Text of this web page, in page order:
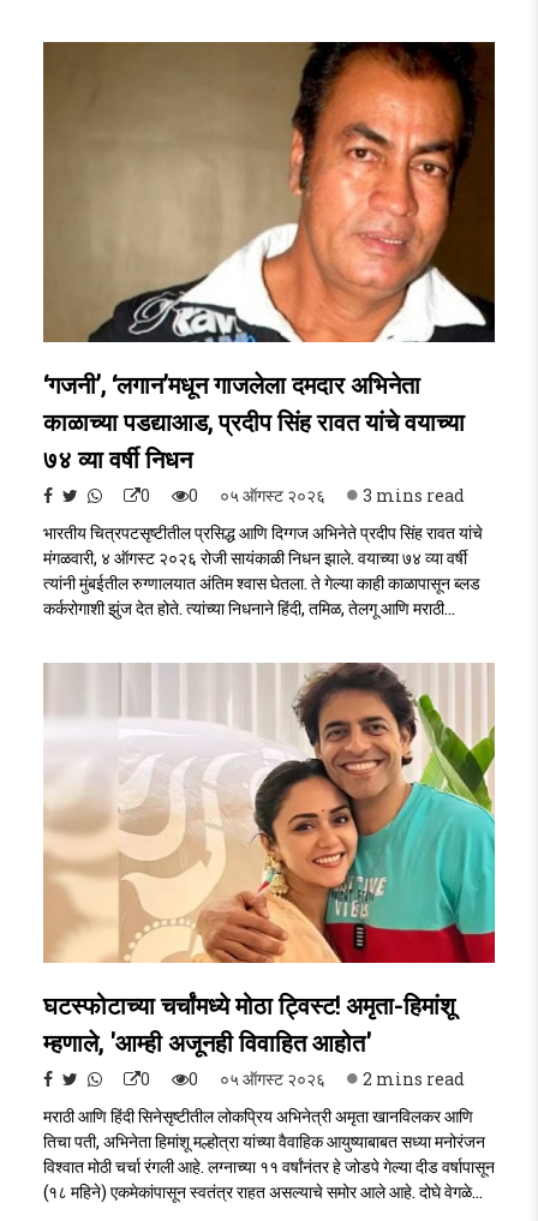
‘गजनी’, ‘लगान’मधून गाजलेला दमदार अभिनेता
काळाच्या पडद्याआड, प्रदीप सिंह रावत यांचे वयाच्या
७४ व्या वर्षी निधन
0 0 ०५ ऑगस्ट २०२६
3 mins read
भारतीय चित्रपटसृष्टीतील प्रसिद्ध आणि दिग्गज अभिनेते प्रदीप सिंह रावत यांचे
मंगळवारी, ४ ऑगस्ट २०२६ रोजी सायंकाळी निधन झाले. वयाच्या ७४ व्या वर्षी
त्यांनी मुंबईतील रुग्णालयात अंतिम श्वास घेतला. ते गेल्या काही काळापासून ब्लड
कर्करोगाशी झुंज देत होते. त्यांच्या निधनाने हिंदी, तमिळ, तेलगू आणि मराठी
घटस्फोटाच्या चर्चांमध्ये मोठा ट्विस्ट! अमृता-हिमांशू
म्हणाले, 'आम्ही अजूनही विवाहित आहोत'
0 0 ०५ ऑगस्ट २०२६
2 mins read
मराठी आणि हिंदी सिनेसृष्टीतील लोकप्रिय अभिनेत्री अमृता खानविलकर आणि
तिचा पती, अभिनेता हिमांशू मल्होत्रा यांच्या वैवाहिक आयुष्याबाबत सध्या मनोरंजन
विश्वात मोठी चर्चा रंगली आहे. लग्नाच्या ११ वर्षांनंतर हे जोडपे गेल्या दीड वर्षापासून
(१८ महिने) एकमेकांपासून स्वतंत्र राहत असल्याचे समोर आले आहे. दोघे वेगळे